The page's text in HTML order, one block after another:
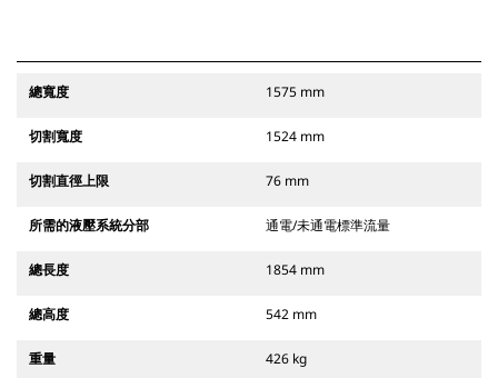
總寬度 1575 mm
切割寬度 1524 mm
切割直徑上限 76 mm
所需的液壓系統分部 通電/未通電標準流量
總長度 1854 mm
總高度 542 mm
重量 426 kg